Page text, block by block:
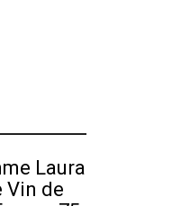
Laura
Vin de